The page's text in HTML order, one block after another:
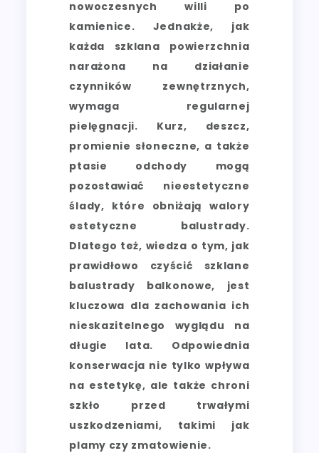
nowoczesnych willi po
kamienice. Jednakże, jak
każda szklana powierzchnia
narażona na działanie
czynników zewnętrznych,
wymaga regularnej
pielęgnacji. Kurz, deszcz,
promienie słoneczne, a także
ptasie odchody mogą
pozostawiać nieestetyczne
ślady, które obniżają walory
estetyczne balustrady.
Dlatego też, wiedza o tym, jak
prawidłowo czyścić szklane
balustrady balkonowe, jest
kluczowa dla zachowania ich
nieskazitelnego wyglądu na
długie lata. Odpowiednia
konserwacja nie tylko wpływa
na estetykę, ale także chroni
szkło przed trwałymi
uszkodzeniami, takimi jak
plamy czy zmatowienie.